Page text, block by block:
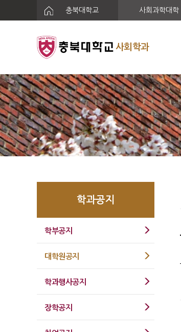
충북대학교 사회과학대학
사회학과
학과공지
학부공지
대학원공지
학과행사공지
장학공지